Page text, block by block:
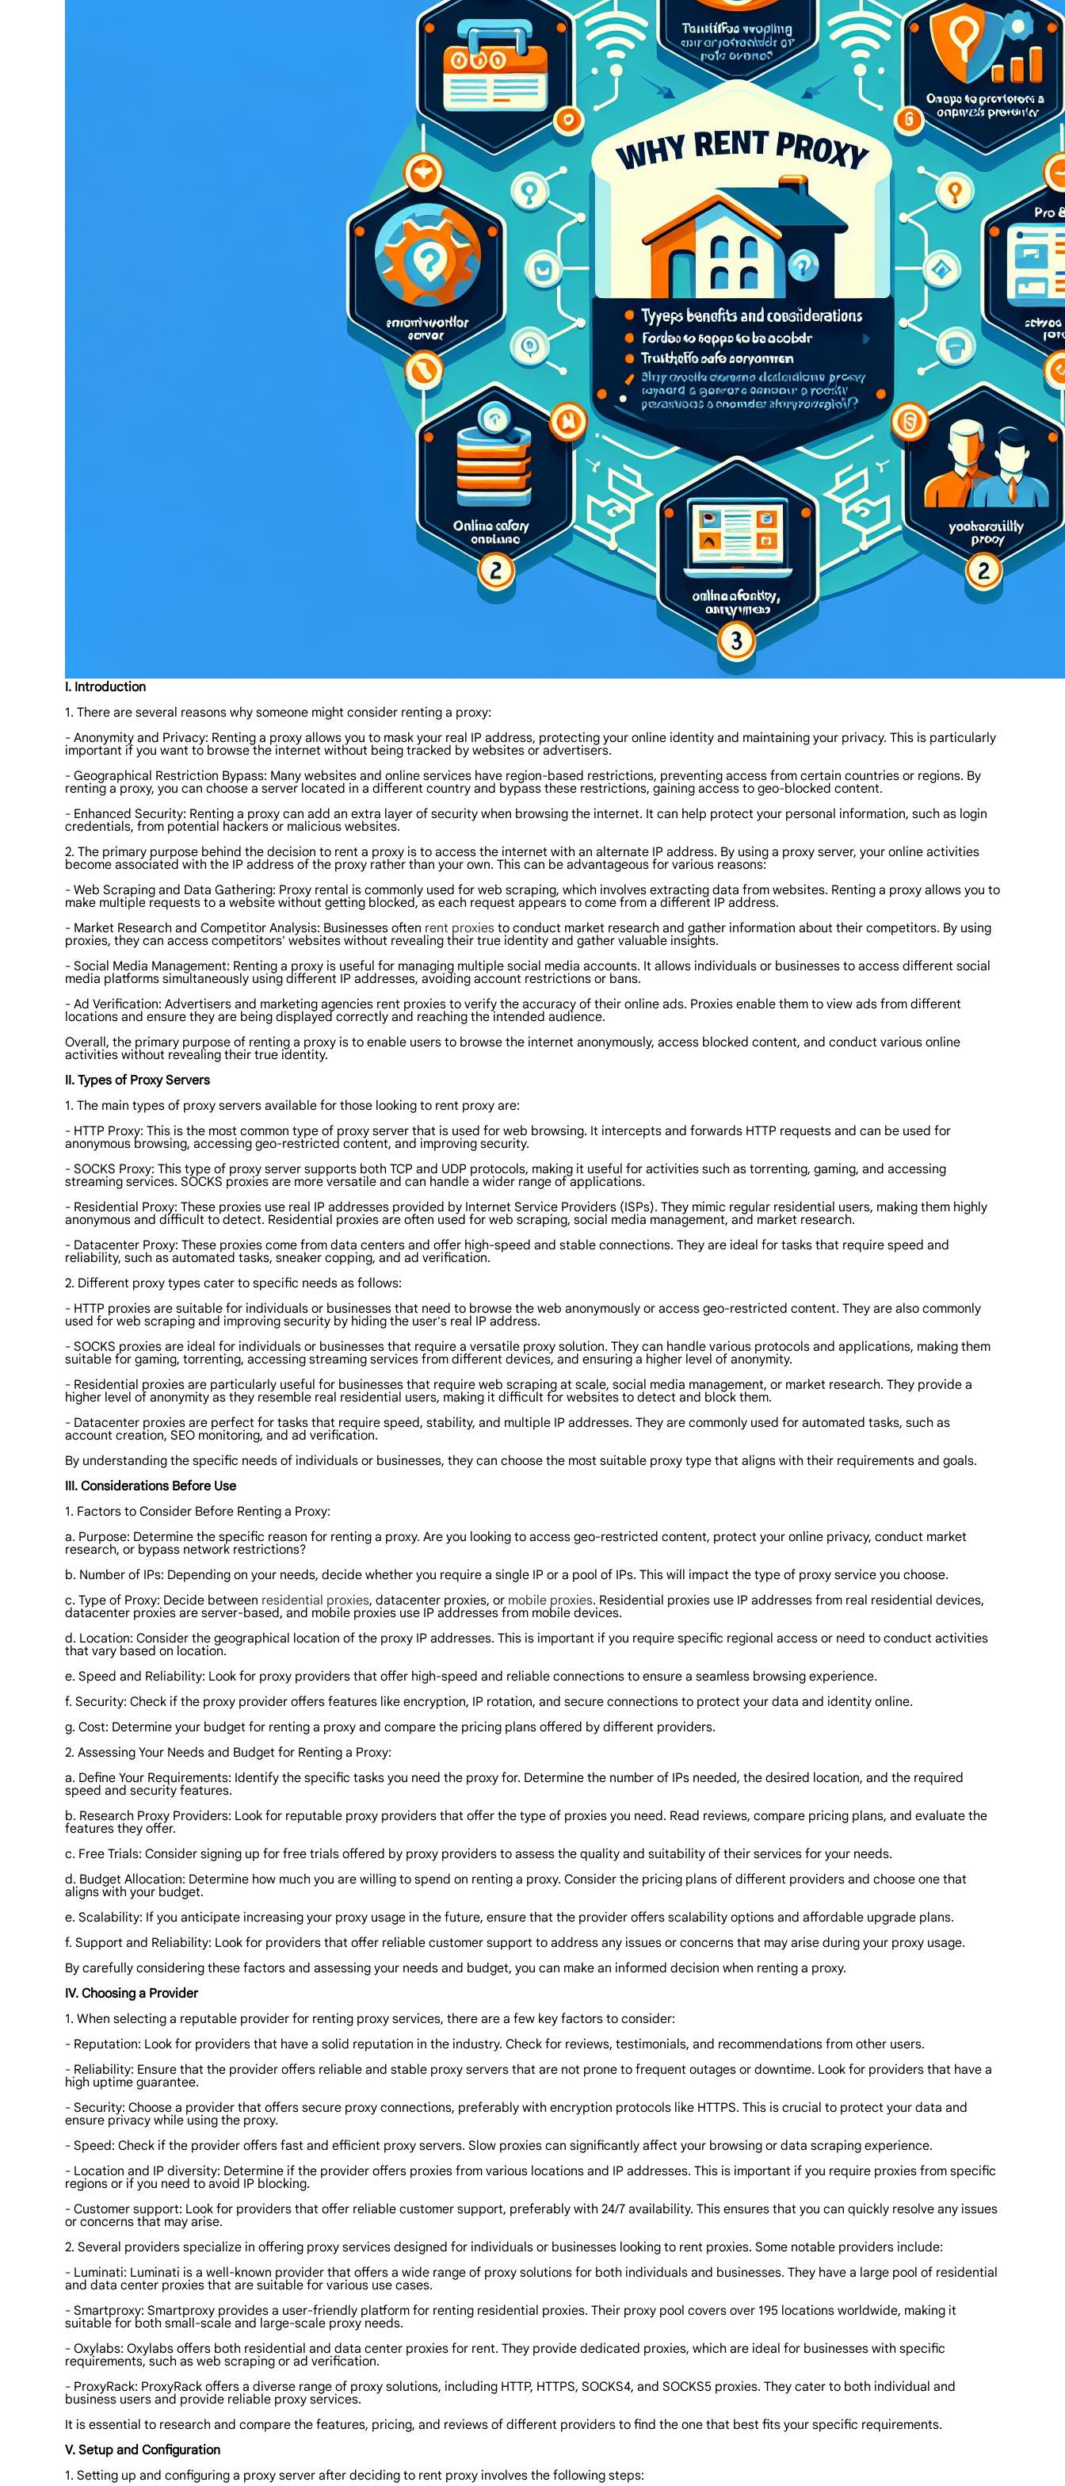
I. Introduction
1. There are several reasons why someone might consider renting a proxy:
- Anonymity and Privacy: Renting a proxy allows you to mask your real IP address, protecting your online identity and maintaining your privacy. This is particularly
important if you want to browse the internet without being tracked by websites or advertisers.
- Geographical Restriction Bypass: Many websites and online services have region-based restrictions, preventing access from certain countries or regions. By
renting a proxy, you can choose a server located in a different country and bypass these restrictions, gaining access to geo-blocked content.
- Enhanced Security: Renting a proxy can add an extra layer of security when browsing the internet. It can help protect your personal information, such as login
credentials, from potential hackers or malicious websites.
2. The primary purpose behind the decision to rent a proxy is to access the internet with an alternate IP address. By using a proxy server, your online activities
become associated with the IP address of the proxy rather than your own. This can be advantageous for various reasons:
- Web Scraping and Data Gathering: Proxy rental is commonly used for web scraping, which involves extracting data from websites. Renting a proxy allows you to
make multiple requests to a website without getting blocked, as each request appears to come from a different IP address.
- Market Research and Competitor Analysis: Businesses often rent proxies to conduct market research and gather information about their competitors. By using
proxies, they can access competitors' websites without revealing their true identity and gather valuable insights.
- Social Media Management: Renting a proxy is useful for managing multiple social media accounts. It allows individuals or businesses to access different social
media platforms simultaneously using different IP addresses, avoiding account restrictions or bans.
- Ad Verification: Advertisers and marketing agencies rent proxies to verify the accuracy of their online ads. Proxies enable them to view ads from different
locations and ensure they are being displayed correctly and reaching the intended audience.
Overall, the primary purpose of renting a proxy is to enable users to browse the internet anonymously, access blocked content, and conduct various online
activities without revealing their true identity.
II. Types of Proxy Servers
1. The main types of proxy servers available for those looking to rent proxy are:
- HTTP Proxy: This is the most common type of proxy server that is used for web browsing. It intercepts and forwards HTTP requests and can be used for
anonymous browsing, accessing geo-restricted content, and improving security.
- SOCKS Proxy: This type of proxy server supports both TCP and UDP protocols, making it useful for activities such as torrenting, gaming, and accessing
streaming services. SOCKS proxies are more versatile and can handle a wider range of applications.
- Residential Proxy: These proxies use real IP addresses provided by Internet Service Providers (ISPs). They mimic regular residential users, making them highly
anonymous and difficult to detect. Residential proxies are often used for web scraping, social media management, and market research.
- Datacenter Proxy: These proxies come from data centers and offer high-speed and stable connections. They are ideal for tasks that require speed and
reliability, such as automated tasks, sneaker copping, and ad verification.
2. Different proxy types cater to specific needs as follows:
- HTTP proxies are suitable for individuals or businesses that need to browse the web anonymously or access geo-restricted content. They are also commonly
used for web scraping and improving security by hiding the user's real IP address.
- SOCKS proxies are ideal for individuals or businesses that require a versatile proxy solution. They can handle various protocols and applications, making them
suitable for gaming, torrenting, accessing streaming services from different devices, and ensuring a higher level of anonymity.
- Residential proxies are particularly useful for businesses that require web scraping at scale, social media management, or market research. They provide a
higher level of anonymity as they resemble real residential users, making it difficult for websites to detect and block them.
- Datacenter proxies are perfect for tasks that require speed, stability, and multiple IP addresses. They are commonly used for automated tasks, such as
account creation, SEO monitoring, and ad verification.
By understanding the specific needs of individuals or businesses, they can choose the most suitable proxy type that aligns with their requirements and goals.
III. Considerations Before Use
1. Factors to Consider Before Renting a Proxy:
a. Purpose: Determine the specific reason for renting a proxy. Are you looking to access geo-restricted content, protect your online privacy, conduct market
research, or bypass network restrictions?
b. Number of IPs: Depending on your needs, decide whether you require a single IP or a pool of IPs. This will impact the type of proxy service you choose.
c. Type of Proxy: Decide between residential proxies, datacenter proxies, or mobile proxies. Residential proxies use IP addresses from real residential devices,
datacenter proxies are server-based, and mobile proxies use IP addresses from mobile devices.
d. Location: Consider the geographical location of the proxy IP addresses. This is important if you require specific regional access or need to conduct activities
that vary based on location.
e. Speed and Reliability: Look for proxy providers that offer high-speed and reliable connections to ensure a seamless browsing experience.
f. Security: Check if the proxy provider offers features like encryption, IP rotation, and secure connections to protect your data and identity online.
g. Cost: Determine your budget for renting a proxy and compare the pricing plans offered by different providers.
2. Assessing Your Needs and Budget for Renting a Proxy:
a. Define Your Requirements: Identify the specific tasks you need the proxy for. Determine the number of IPs needed, the desired location, and the required
speed and security features.
b. Research Proxy Providers: Look for reputable proxy providers that offer the type of proxies you need. Read reviews, compare pricing plans, and evaluate the
features they offer.
c. Free Trials: Consider signing up for free trials offered by proxy providers to assess the quality and suitability of their services for your needs.
d. Budget Allocation: Determine how much you are willing to spend on renting a proxy. Consider the pricing plans of different providers and choose one that
aligns with your budget.
e. Scalability: If you anticipate increasing your proxy usage in the future, ensure that the provider offers scalability options and affordable upgrade plans.
f. Support and Reliability: Look for providers that offer reliable customer support to address any issues or concerns that may arise during your proxy usage.
By carefully considering these factors and assessing your needs and budget, you can make an informed decision when renting a proxy.
IV. Choosing a Provider
1. When selecting a reputable provider for renting proxy services, there are a few key factors to consider:
- Reputation: Look for providers that have a solid reputation in the industry. Check for reviews, testimonials, and recommendations from other users.
- Reliability: Ensure that the provider offers reliable and stable proxy servers that are not prone to frequent outages or downtime. Look for providers that have a
high uptime guarantee.
- Security: Choose a provider that offers secure proxy connections, preferably with encryption protocols like HTTPS. This is crucial to protect your data and
ensure privacy while using the proxy.
- Speed: Check if the provider offers fast and efficient proxy servers. Slow proxies can significantly affect your browsing or data scraping experience.
- Location and IP diversity: Determine if the provider offers proxies from various locations and IP addresses. This is important if you require proxies from specific
regions or if you need to avoid IP blocking.
- Customer support: Look for providers that offer reliable customer support, preferably with 24/7 availability. This ensures that you can quickly resolve any issues
or concerns that may arise.
2. Several providers specialize in offering proxy services designed for individuals or businesses looking to rent proxies. Some notable providers include:
- Luminati: Luminati is a well-known provider that offers a wide range of proxy solutions for both individuals and businesses. They have a large pool of residential
and data center proxies that are suitable for various use cases.
- Smartproxy: Smartproxy provides a user-friendly platform for renting residential proxies. Their proxy pool covers over 195 locations worldwide, making it
suitable for both small-scale and large-scale proxy needs.
- Oxylabs: Oxylabs offers both residential and data center proxies for rent. They provide dedicated proxies, which are ideal for businesses with specific
requirements, such as web scraping or ad verification.
- ProxyRack: ProxyRack offers a diverse range of proxy solutions, including HTTP, HTTPS, SOCKS4, and SOCKS5 proxies. They cater to both individual and
business users and provide reliable proxy services.
It is essential to research and compare the features, pricing, and reviews of different providers to find the one that best fits your specific requirements.
V. Setup and Configuration
1. Setting up and configuring a proxy server after deciding to rent proxy involves the following steps: